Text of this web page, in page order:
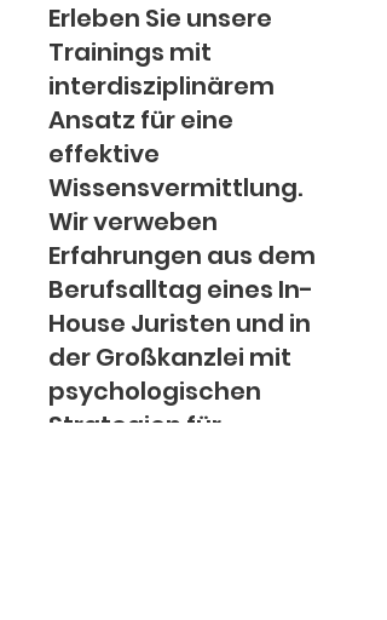
​Erleben Sie unsere
Trainings mit
interdisziplinärem
Ansatz für eine
effektive
Wissensvermittlung.
Wir verweben
Erfahrungen aus dem
Berufsalltag eines In-
House Juristen und in
der Großkanzlei mit
psychologischen
Strategien für